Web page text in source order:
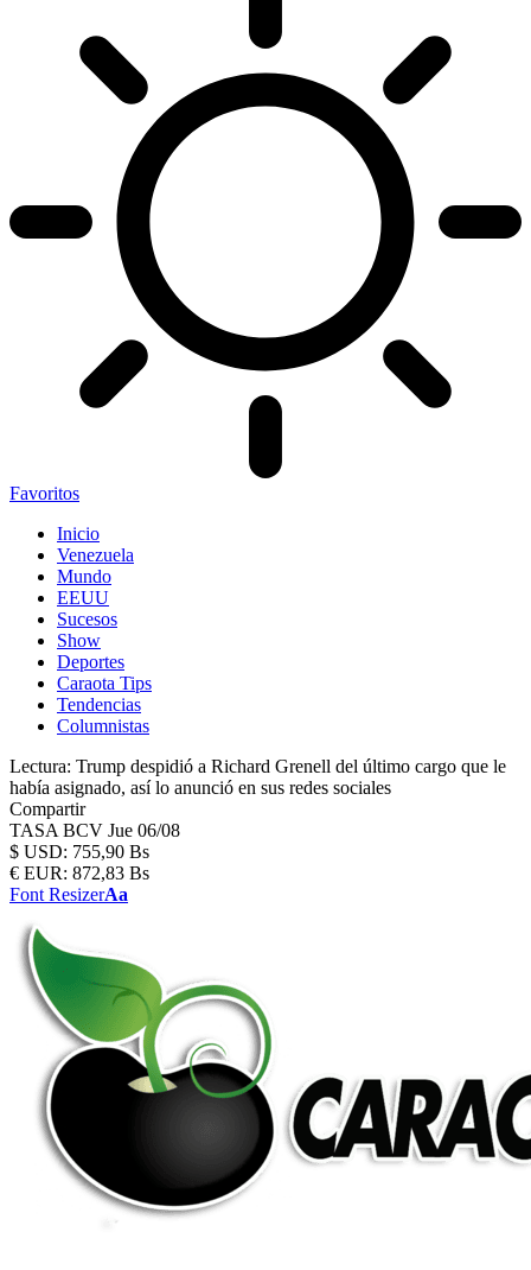
Favoritos
Inicio
Venezuela
Mundo
EEUU
Sucesos
Show
Deportes
Caraota Tips
Tendencias
Columnistas
Lectura: Trump despidió a Richard Grenell del último cargo que le
había asignado, así lo anunció en sus redes sociales
Compartir
TASA BCV Jue 06/08
$ USD: 755,90 Bs
€ EUR: 872,83 Bs
Font ResizerAa